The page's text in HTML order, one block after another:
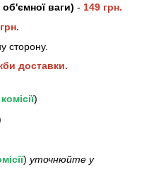
об'ємної ваги) - 149 грн.
сторону.
доставки.
)
) уточнюйте у